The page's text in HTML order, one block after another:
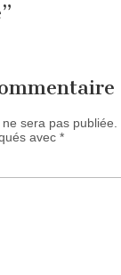
”
sera pas publiée.
avec *